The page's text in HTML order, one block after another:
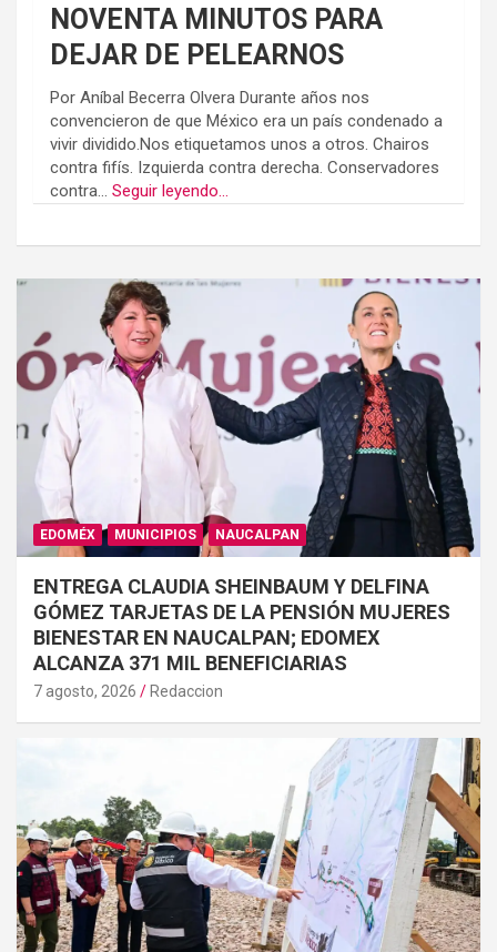
NOVENTA MINUTOS PARA
DEJAR DE PELEARNOS
Por Aníbal Becerra Olvera Durante años nos
convencieron de que México era un país condenado a
vivir dividido.Nos etiquetamos unos a otros. Chairos
contra fifís. Izquierda contra derecha. Conservadores
contra... Seguir leyendo...
EDOMÉX MUNICIPIOS NAUCALPAN
ENTREGA CLAUDIA SHEINBAUM Y DELFINA
GÓMEZ TARJETAS DE LA PENSIÓN MUJERES
BIENESTAR EN NAUCALPAN; EDOMEX
ALCANZA 371 MIL BENEFICIARIAS
7 agosto, 2026 Redaccion